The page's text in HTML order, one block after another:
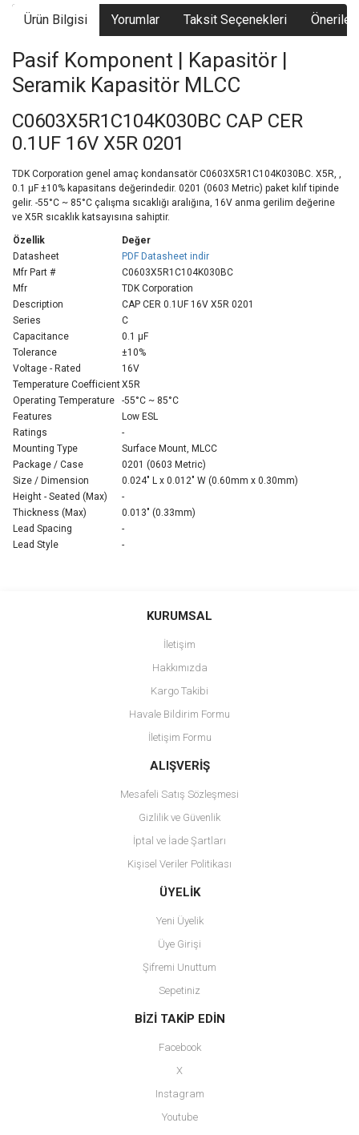
Ürün Bilgisi Yorumlar Taksit Seçenekleri
Pasif Komponent | Kapasitör |
Seramik Kapasitör MLCC
C0603X5R1C104K030BC CAP CER
0.1UF 16V X5R 0201
TDK Corporation genel amaç kondansatör C0603X5R1C104K030BC. X5R, ,
0.1 µF ±10% kapasitans değerindedir. 0201 (0603 Metric) paket kılıf tipinde
gelir. -55°C ~ 85°C çalışma sıcaklığı aralığına, 16V anma gerilim değerine
ve X5R sıcaklık katsayısına sahiptir.
Özellik
Değer
Datasheet
PDF Datasheet indir
Mfr Part #
C0603X5R1C104K030BC
Mfr
TDK Corporation
Description
CAP CER 0.1UF 16V X5R 0201
Series
C
Capacitance
0.1 µF
Tolerance
±10%
Voltage - Rated
16V
Temperature CoefficientX5R
Operating Temperature
-55°C ~ 85°C
Features
Low ESL
Ratings
-
Mounting Type
Surface Mount, MLCC
Package / Case
0201 (0603 Metric)
Size / Dimension
0.024" L x 0.012" W (0.60mm x 0.30mm)
Height - Seated (Max)
-
Thickness (Max)
0.013" (0.33mm)
Lead Spacing
-
Lead Style
-
Bu ürüne ilk yorumu siz yapın!
Ürün resmi kalitesiz, bozuk veya görüntülenemiyor.
Ürün açıklamasında eksik bilgiler bulunuyor.
Ürün bilgilerinde hatalar bulunuyor.
Ürün fiyatı diğer sitelerden daha pahalı.
Bu ürüne benzer farklı alternatifler olmalı.
Gönder
KURUMSAL
İletişim
Hakkımızda
Kargo Takibi
Havale Bildirim Formu
İletişim Formu
ALIŞVERİŞ
Mesafeli Satış Sözleşmesi
Gizlilik ve Güvenlik
İptal ve İade Şartları
Kişisel Veriler Politikası
ÜYELİK
Yeni Üyelik
Üye Girişi
Şifremi Unuttum
Sepetiniz
BİZİ TAKİP EDİN
Facebook
X
Instagram
Youtube